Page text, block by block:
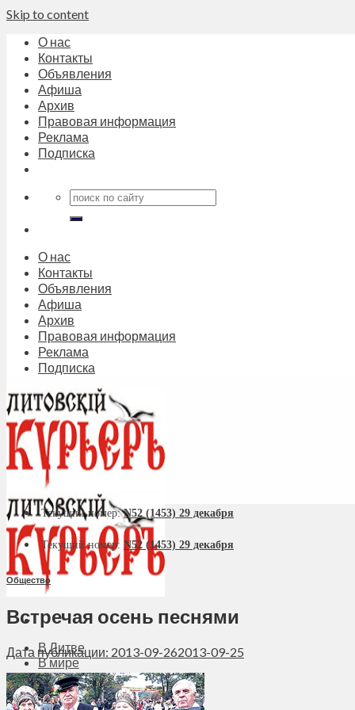
Skip to content
О нас
Контакты
Объявления
Афиша
Архив
Правовая информация
Реклама
Подписка
О нас
Контакты
Объявления
Афиша
Архив
Правовая информация
Реклама
Подписка
В Литве
В мире
Политика
Экономика
Текущий номер:N52 (1453) 29 декабря
Текущий номер: N52 (1453) 29 декабря
Общество
Встречая осень песнями
Дата публикации: 2013-09-262013-09-25